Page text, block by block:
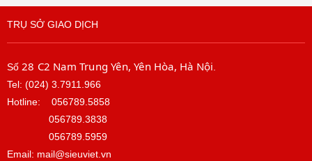
Singl
e
Lang
uage
64 –
10700
TRỤ SỞ GIAO DỊCH
Số 28 C2 Nam Trung Yên, Yên Hòa, Hà Nội.
Tel: (024) 3.7911.966
Hotline: 056789.5858
056789.3838
056789.5959
Email: mail@sieuviet.vn